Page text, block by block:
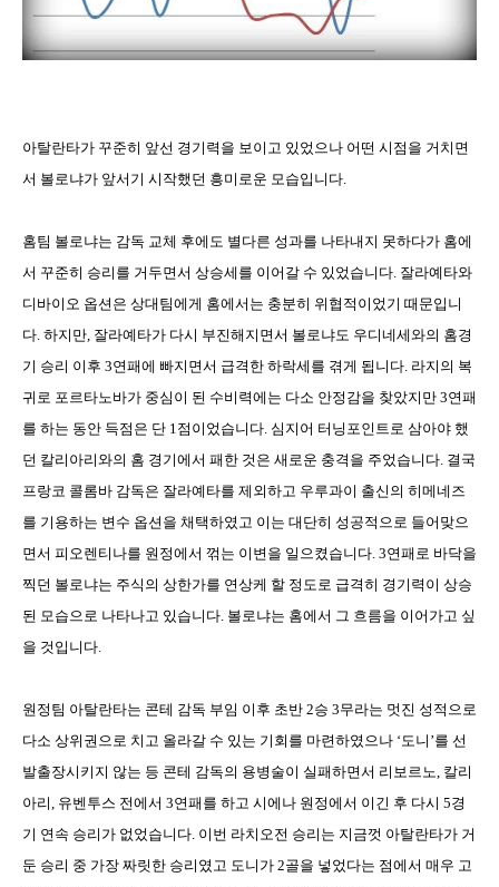
아탈란타가 꾸준히 앞선 경기력을 보이고 있었으나 어떤 시점을 거치면
서 볼로냐가 앞서기 시작했던 흥미로운 모습입니다.
홈팀 볼로냐는 감독 교체 후에도 별다른 성과를 나타내지 못하다가 홈에
서 꾸준히 승리를 거두면서 상승세를 이어갈 수 있었습니다. 잘라예타와
디바이오 옵션은 상대팀에게 홈에서는 충분히 위협적이었기 때문입니
다. 하지만, 잘라예타가 다시 부진해지면서 볼로냐도 우디네세와의 홈경
기 승리 이후 3연패에 빠지면서 급격한 하락세를 겪게 됩니다. 라지의 복
귀로 포르타노바가 중심이 된 수비력에는 다소 안정감을 찾았지만 3연패
를 하는 동안 득점은 단 1점이었습니다. 심지어 터닝포인트로 삼아야 했
던 칼리아리와의 홈 경기에서 패한 것은 새로운 충격을 주었습니다. 결국
프랑코 콜롬바 감독은 잘라예타를 제외하고 우루과이 출신의 히메네즈
를 기용하는 변수 옵션을 채택하였고 이는 대단히 성공적으로 들어맞으
면서 피오렌티나를 원정에서 꺾는 이변을 일으켰습니다. 3연패로 바닥을
찍던 볼로냐는 주식의 상한가를 연상케 할 정도로 급격히 경기력이 상승
된 모습으로 나타나고 있습니다. 볼로냐는 홈에서 그 흐름을 이어가고 싶
을 것입니다.
원정팀 아탈란타는 콘테 감독 부임 이후 초반 2승 3무라는 멋진 성적으로
다소 상위권으로 치고 올라갈 수 있는 기회를 마련하였으나 ‘도니 ’를 선
발출장시키지 않는 등 콘테 감독의 용병술이 실패하면서 리보르노, 칼리
아리, 유벤투스 전에서 3연패를 하고 시에나 원정에서 이긴 후 다시 5경
기 연속 승리가 없었습니다. 이번 라치오전 승리는 지금껏 아탈란타가 거
둔 승리 중 가장 짜릿한 승리였고 도니가 2골을 넣었다는 점에서 매우 고